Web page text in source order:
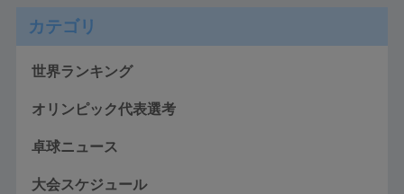
カテゴリ
世界ランキング
オリンピック代表選考
卓球ニュース
大会スケジュール